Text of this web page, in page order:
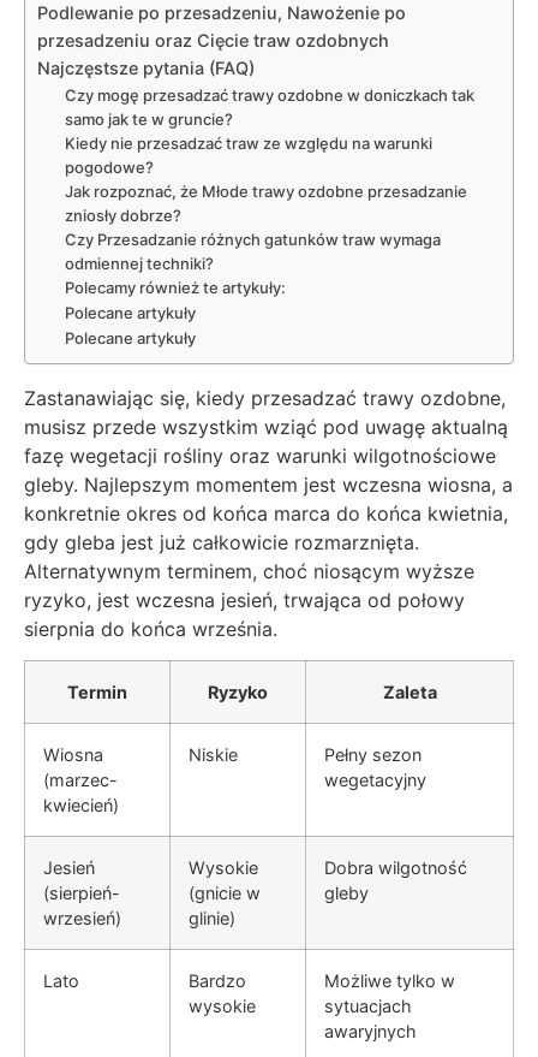
Podlewanie po przesadzeniu, Nawożenie po
przesadzeniu oraz Cięcie traw ozdobnych
Najczęstsze pytania (FAQ)
Czy mogę przesadzać trawy ozdobne w doniczkach tak
samo jak te w gruncie?
Kiedy nie przesadzać traw ze względu na warunki
pogodowe?
Jak rozpoznać, że Młode trawy ozdobne przesadzanie
zniosły dobrze?
Czy Przesadzanie różnych gatunków traw wymaga
odmiennej techniki?
Polecamy również te artykuły:
Polecane artykuły
Polecane artykuły
Zastanawiając się, kiedy przesadzać trawy ozdobne,
musisz przede wszystkim wziąć pod uwagę aktualną
fazę wegetacji rośliny oraz warunki wilgotnościowe
gleby. Najlepszym momentem jest wczesna wiosna, a
konkretnie okres od końca marca do końca kwietnia,
gdy gleba jest już całkowicie rozmarznięta.
Alternatywnym terminem, choć niosącym wyższe
ryzyko, jest wczesna jesień, trwająca od połowy
sierpnia do końca września.
Termin Ryzyko Zaleta
Wiosna
(marzec-
kwiecień)
Niskie
Pełny sezon
wegetacyjny
Jesień
(sierpień-
wrzesień)
Wysokie
(gnicie w
glinie)
Dobra wilgotność
gleby
Lato
Bardzo
wysokie
Możliwe tylko w
sytuacjach
awaryjnych